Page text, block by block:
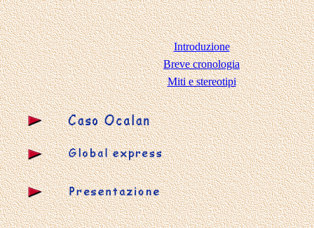
Introduzione
Breve cronologia
Miti e stereotipi